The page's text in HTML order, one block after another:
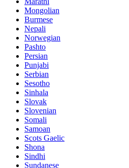
Mongolian
Burmese
Nepali
Norwegian
Pashto
Persian
Punjabi
Serbian
Sesotho
Sinhala
Slovak
Slovenian
Somali
Samoan
Scots Gaelic
Shona
Sindhi
Sundanese